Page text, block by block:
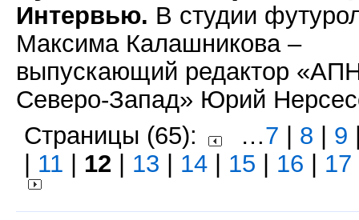
Интервью. В студии
Максима Калашникова –
выпускающий редактор
Северо-Запад» Юрий
Страницы (65):
…7 8 9
11 12 13 14 15 16 17